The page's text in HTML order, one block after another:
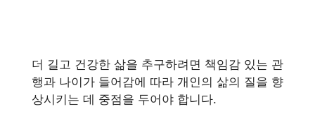
더 길고 건강한 삶을 추구하려면 책임감 있는 관
행과 나이가 들어감에 따라 개인의 삶의 질을 향
상시키는 데 중점을 두어야 합니다.